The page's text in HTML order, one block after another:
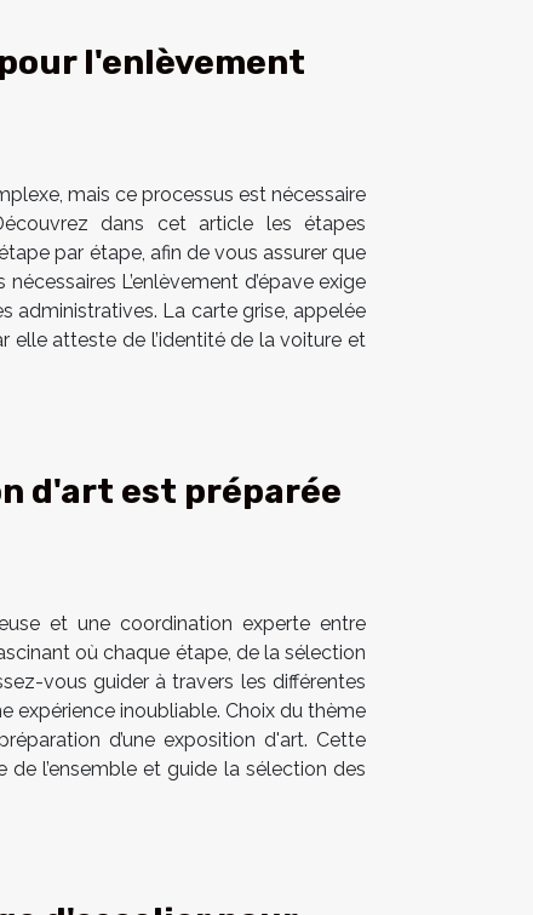
l'enlèvement
mais ce processus est nécessaire
dans cet article les étapes
par étape, afin de vous assurer que
L’enlèvement d’épave exige
administratives. La carte grise, appelée
elle atteste de l’identité de la voiture et
d'art est préparée
et une coordination experte entre
où chaque étape, de la sélection
vous guider à travers les différentes
expérience inoubliable. Choix du thème
d’une exposition d'art. Cette
l’ensemble et guide la sélection des